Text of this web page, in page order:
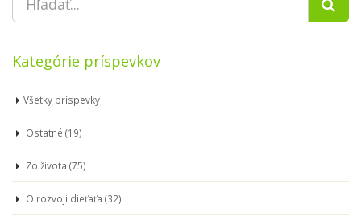
Kategórie príspevkov
Všetky príspevky
Ostatné (19)
Zo života (75)
O rozvoji dieťaťa (32)